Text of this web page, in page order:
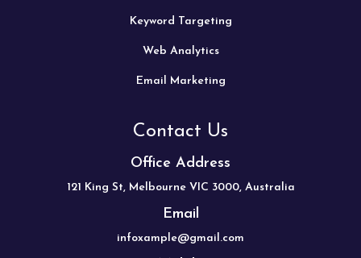
Keyword Targeting
Web Analytics
Email Marketing
Contact Us
Office Address
121 King St, Melbourne VIC 3000, Australia
Email
infoxample@gmail.com